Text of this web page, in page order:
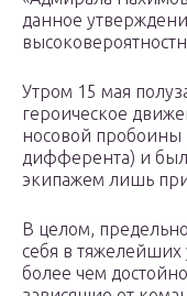
данное
Утром 15 мая
героическое
носовой пробоины
дифферента) и был
экипажем лишь
В целом,
себя в тяжелейших
более чем